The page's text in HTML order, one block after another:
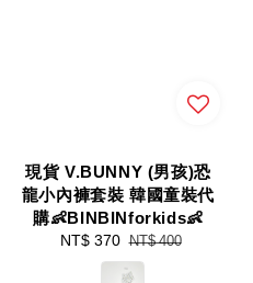
現貨 V.BUNNY (男孩)恐
龍小內褲套裝 韓國童裝代
購👶BINBINforkids👶
Sale
NT$ 370 Regular
price
NT$ 400